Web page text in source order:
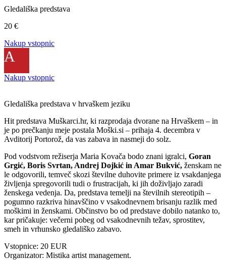
Gledališka predstava
20 €
Nakup vstopnic
A
Nakup vstopnic
Gledališka predstava v hrvaškem jeziku
Hit predstava Muškarci.hr, ki razprodaja dvorane na Hrvaškem – in
je po prečkanju meje postala Moški.si – prihaja 4. decembra v
Avditorij Portorož, da vas zabava in nasmeji do solz.
Pod vodstvom režiserja Maria Kovača bodo znani igralci, Goran
Grgić, Boris Svrtan, Andrej Dojkić in Amar Bukvić, ženskam ne
le odgovorili, temveč skozi številne duhovite primere iz vsakdanjega
življenja spregovorili tudi o frustracijah, ki jih doživljajo zaradi
ženskega vedenja. Da, predstava temelji na številnih stereotipih –
pogumno razkriva hinavščino v vsakodnevnem brisanju razlik med
moškimi in ženskami. Občinstvo bo od predstave dobilo natanko to,
kar pričakuje: večerni pobeg od vsakodnevnih težav, sprostitev,
smeh in vrhunsko gledališko zabavo.
Vstopnice: 20 EUR
Organizator: Mistika artist management.